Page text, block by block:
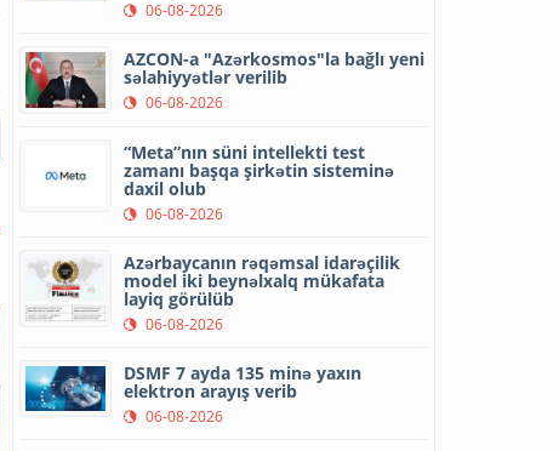
06-08-2026
AZCON-a "Azərkosmos"la bağlı yeni
səlahiyyətlər verilib
06-08-2026
“Meta”nın süni intellekti test
zamanı başqa şirkətin sisteminə
daxil olub
06-08-2026
Azərbaycanın rəqəmsal idarəçilik
model iki beynəlxalq mükafata
layiq görülüb
06-08-2026
DSMF 7 ayda 135 minə yaxın
elektron arayış verib
06-08-2026